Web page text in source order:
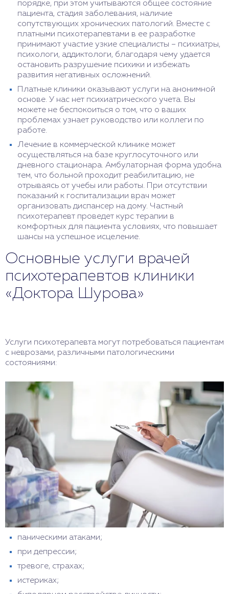
порядке, при этом учитываются общее состояние
пациента, стадия заболевания, наличие
сопутствующих хронических патологий. Вместе с
платными психотерапевтами в ее разработке
принимают участие узкие специалисты – психиатры,
психологи, аддиктологи, благодаря чему удается
остановить разрушение психики и избежать
развития негативных осложнений.
Платные клиники оказывают услуги на анонимной
основе. У нас нет психиатрического учета. Вы
можете не беспокоиться о том, что о ваших
проблемах узнает руководство или коллеги по
работе.
Лечение в коммерческой клинике может
осуществляться на базе круглосуточного или
дневного стационара. Амбулаторная форма удобна
тем, что больной проходит реабилитацию, не
отрываясь от учебы или работы. При отсутствии
показаний к госпитализации врач может
организовать диспансер на дому. Частный
психотерапевт проведет курс терапии в
комфортных для пациента условиях, что повышает
шансы на успешное исцеление.
Основные услуги врачей
психотерапевтов клиники
«Доктора Шурова»
Услуги психотерапевта могут потребоваться пациентам
с неврозами, различными патологическими
состояниями:
паническими атаками;
при депрессии;
тревоге, страхах;
истериках;